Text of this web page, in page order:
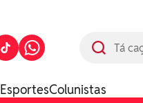
EsportesColunistas